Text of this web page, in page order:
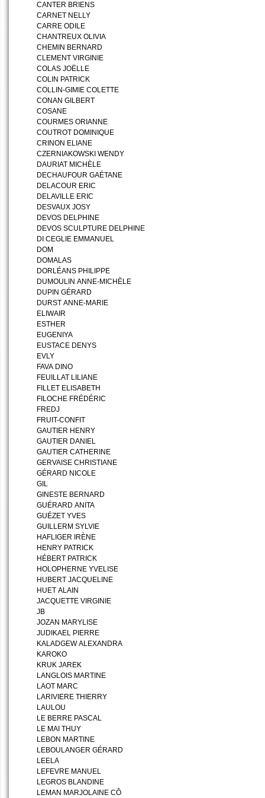
CANTER BRIENS
CARNET NELLY
CARRE ODILE
CHANTREUX OLIVIA
CHEMIN BERNARD
CLEMENT VIRGINIE
COLAS JOËLLE
COLIN PATRICK
COLLIN-GIMIE COLETTE
CONAN GILBERT
COSANE
COURMES ORIANNE
COUTROT DOMINIQUE
CRINON ELIANE
CZERNIAKOWSKI WENDY
DAURIAT MICHÈLE
DECHAUFOUR GAÉTANE
DELACOUR ERIC
DELAVILLE ERIC
DESVAUX JOSY
DEVOS DELPHINE
DEVOS SCULPTURE DELPHINE
DI CEGLIE EMMANUEL
DOM
DOMALAS
DORLÉANS PHILIPPE
DUMOULIN ANNE-MICHÈLE
DUPIN GÉRARD
DURST ANNE-MARIE
ELIWAIR
ESTHER
EUGENIYA
EUSTACE DENYS
EVLY
FAVA DINO
FEUILLAT LILIANE
FILLET ELISABETH
FILOCHE FRÉDÉRIC
FREDJ
FRUIT-CONFIT
GAUTIER HENRY
GAUTIER DANIEL
GAUTIER CATHERINE
GERVAISE CHRISTIANE
GÉRARD NICOLE
GIL
GINESTE BERNARD
GUÉRARD ANITA
GUÉZET YVES
GUILLERM SYLVIE
HAFLIGER IRÈNE
HENRY PATRICK
HÉBERT PATRICK
HOLOPHERNE YVELISE
HUBERT JACQUELINE
HUET ALAIN
JACQUETTE VIRGINIE
JB
JOZAN MARYLISE
JUDIKAEL PIERRE
KALADGEW ALEXANDRA
KAROKO
KRUK JAREK
LANGLOIS MARTINE
LAOT MARC
LARIVIERE THIERRY
LAULOU
LE BERRE PASCAL
LE MAI THUY
LEBON MARTINE
LEBOULANGER GÉRARD
LEELA
LEFEVRE MANUEL
LEGROS BLANDINE
LEMAN MARJOLAINE CÔ